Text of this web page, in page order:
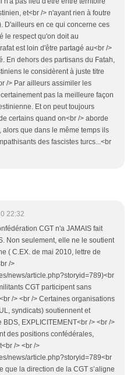
et<br /> n'ayant rien à foutre
D'ailleurs en ce qui concerne ces
le respect qu'on doit au
est loin d'être partagé au<br />
En dehors des partisans du Fatah,
le considèrent à juste titre
/> Par ailleurs assimiler les
pas la meilleure façon
Et on peut toujours
certains quand on<br /> aborde
alors que dans le même temps ils
des fascistes turcs...<br
22:32
CGT n'a JAMAIS fait
Non seulement, elle ne le soutient
( C.EX. de mai 2010, lettre de
/>
news/article.php?storyid=789)<br
CGT participent sans
/> <br /> Certaines organisations
syndicats) soutiennent et
EXPLICITEMENT<br /> <br />
des positions confédérales,
/> <br />
news/article.php?storyid=789<br
que la direction de la CGT s’aligne